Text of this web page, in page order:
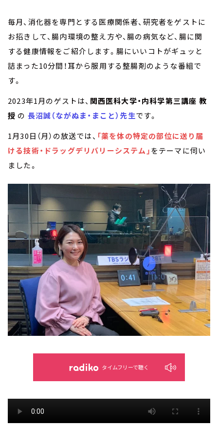
毎月、消化器を専門とする医療関係者、研究者をゲストに
お招きして、腸内環境の整え方や、腸の病気など、腸に関
する健康情報をご紹介します。腸にいいコトがギュッと
詰まった10分間！耳から服用する整腸剤のような番組で
す。
2023年1月のゲストは、 関西医科大学・内科学第三講座 教
授 の 長沼誠（ながぬま・まこと）先生です。
1月30日（月）の放送では、 「薬を体の特定の部位に送り届
ける技術・ドラッグデリバリーシステム」をテーマに伺い
ました。
タイムフリーで聴く